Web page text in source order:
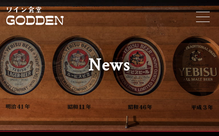
t
o
g
l
e
n
a
v
i
g
a
i
o
n
News